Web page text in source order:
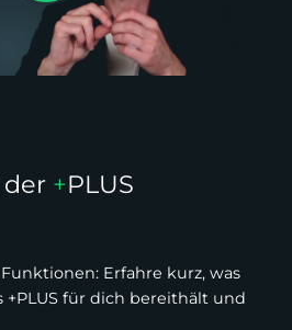
+PLUS
Erfahre kurz, was
+PLUS für dich bereithält und